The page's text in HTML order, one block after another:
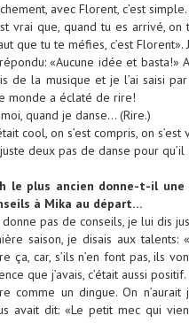
avec Florent, c’est simple.
vrai que, quand tu es arrivé, on
que tu te méfies, c’est Florent».
«Aucune idée et
de la musique et je l’ai saisi
monde a éclaté de rire!
quand je danse… (Rire.)
cool, on s’est compris, on
deux pas de danse pour qu’il
le plus ancien donne-t-il
à Mika au départ…
pas de conseils, je lui dis
saison, je disais aux talents:
ça, car, s’ils n’en font pas, ils
que j’avais, c’était aussi
comme un dingue. On
avait dit: «Le petit mec qui